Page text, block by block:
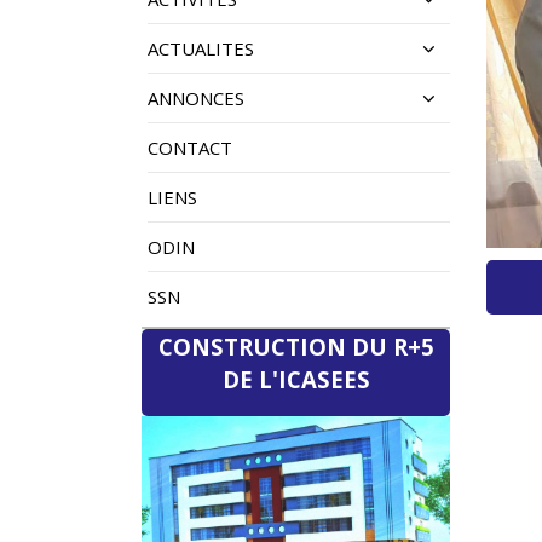
ACTUALITES
ANNONCES
CONTACT
LIENS
ODIN
SSN
CONSTRUCTION DU R+5
DE L'ICASEES